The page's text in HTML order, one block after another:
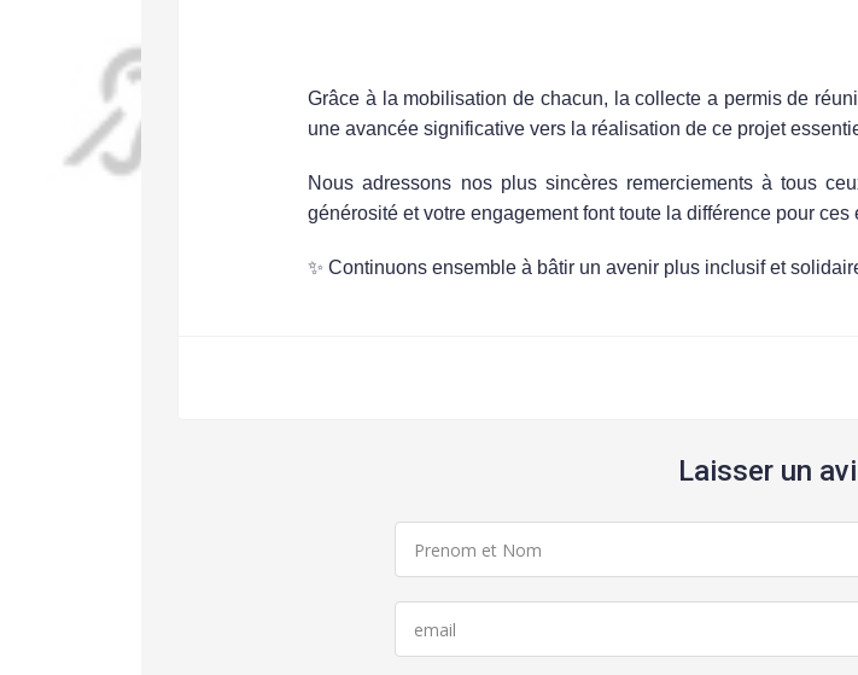
Grâce à la mobilisation de chacun, la collecte a permis de
une avancée significative vers la réalisation de ce projet
Nous adressons nos plus sincères remerciements à tous
générosité et votre engagement font toute la différence pour ces
✨Continuons ensemble à bâtir un avenir plus inclusif et
Laisser un